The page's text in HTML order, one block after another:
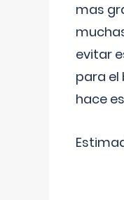
mas
evitar
para el
hace